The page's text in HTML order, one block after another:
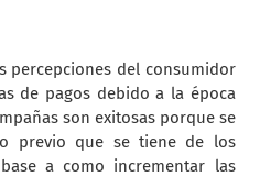
percepciones del consumidor
de pagos debido a la época
son exitosas porque se
previo que se tiene de los
a como incrementar las